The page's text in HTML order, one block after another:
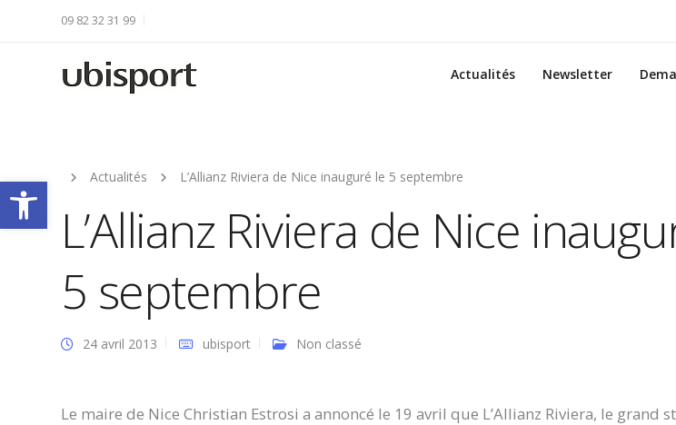
Ouvrir la barre d’outils
09 82 32 31 99
Actualités Newsletter
Actualités L’Allianz Riviera de Nice inauguré le 5 septembre
L’Allianz Riviera de Nice
5 septembre
24 avril 2013 ubisport Non classé
Le maire de Nice Christian Estrosi a annoncé le 19 avril que L’Allianz Riviera, le grand